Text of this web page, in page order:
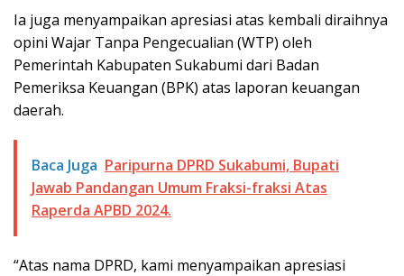
Ia juga menyampaikan apresiasi atas kembali diraihnya
opini Wajar Tanpa Pengecualian (WTP) oleh
Pemerintah Kabupaten Sukabumi dari Badan
Pemeriksa Keuangan (BPK) atas laporan keuangan
daerah.
Baca Juga Paripurna DPRD Sukabumi, Bupati
Jawab Pandangan Umum Fraksi-fraksi Atas
Raperda APBD 2024.
“Atas nama DPRD, kami menyampaikan apresiasi